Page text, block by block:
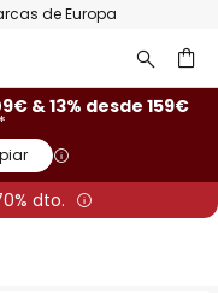
de Europa
& 13% desde 159€
dto.